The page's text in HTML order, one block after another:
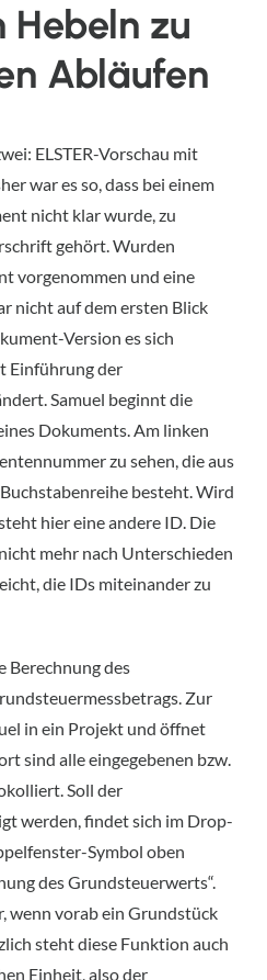
zu
Abläufen
ELSTER-Vorschau mit
war es so, dass bei einem
nicht klar wurde, zu
gehört. Wurden
vorgenommen und eine
nicht auf dem ersten Blick
Version es sich
Einführung der
Samuel beginnt die
Dokuments. Am linken
zu sehen, die aus
besteht. Wird
hier eine andere ID. Die
mehr nach Unterschieden
die IDs miteinander zu
Berechnung des
Zur
in ein Projekt und öffnet
sind alle eingegebenen bzw.
Soll der
werden, findet sich im Drop-
Symbol oben
des Grundsteuerwerts“.
wenn vorab ein Grundstück
steht diese Funktion auch
Einheit, also der